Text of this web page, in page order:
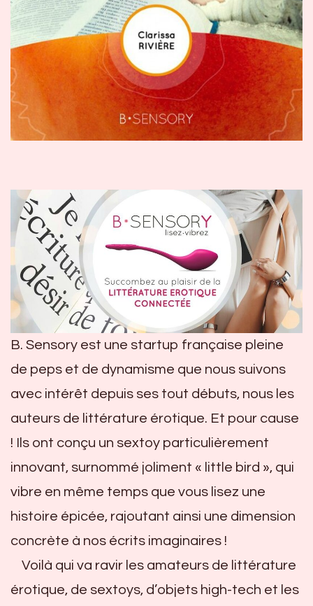
B. Sensory est une startup française pleine
de peps et de dynamisme que nous suivons
avec intérêt depuis ses tout débuts, nous les
auteurs de littérature érotique. Et pour cause
! Ils ont conçu un sextoy particulièrement
innovant, surnommé joliment « little bird », qui
vibre en même temps que vous lisez une
histoire épicée, rajoutant ainsi une dimension
concrète à nos écrits imaginaires !
Voilà qui va ravir les amateurs de littérature
érotique, de sextoys, d’objets high-tech et les